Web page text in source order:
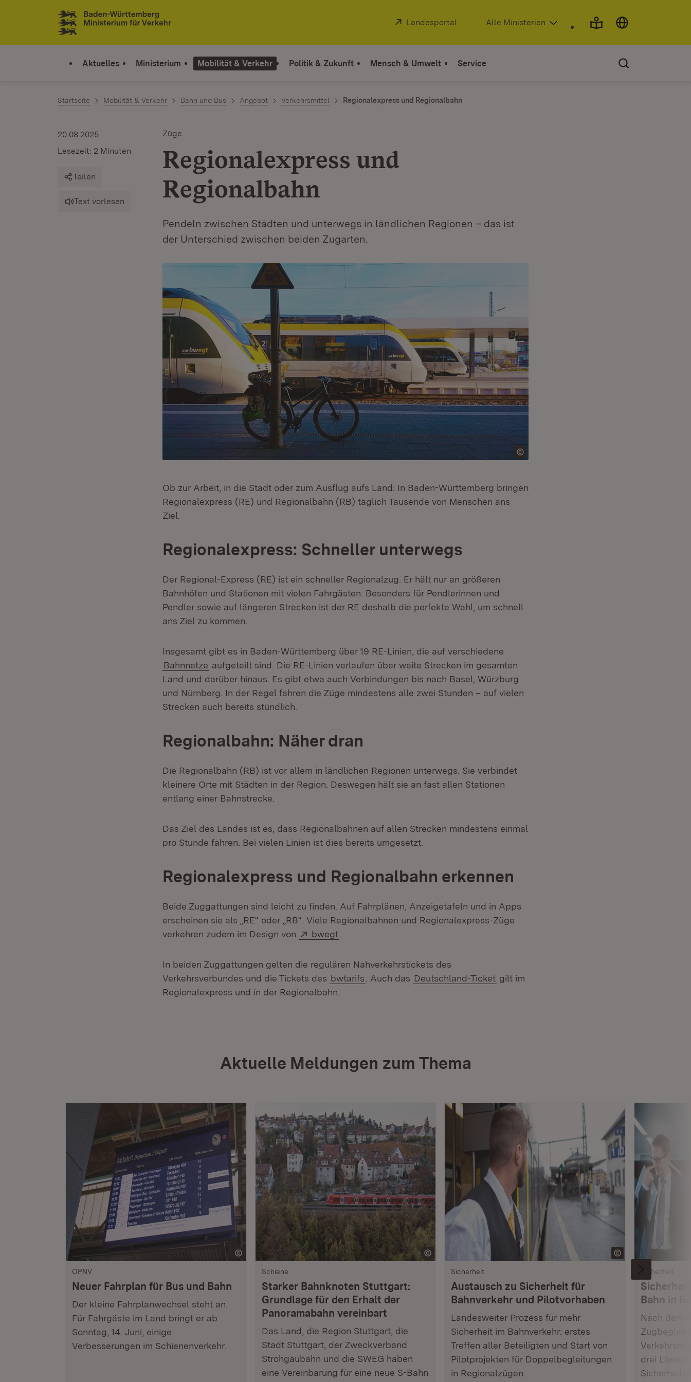
Zum Inhalt springen
Link zur Startseite
Extern:
Landesportal (Öffnet in neuem Fenster)
Alle Ministerien
Aktuelles Ministerium Mobilität & Verkehr Politik & Zukunft Mensch & Umwelt Service
Startseite Mobilität & Verkehr Bahn und Bus Angebot Verkehrsmittel Regionalexpress und Regionalbahn
Züge
Regionalexpress und
Regionalbahn
Pendeln zwischen Städten und unterwegs in ländlichen Regionen – das ist
der Unterschied zwischen beiden Zugarten.
20.08.2025
Lesezeit: 2 Minuten
Teilen
Text vorlesen
Ob zur Arbeit, in die Stadt oder zum Ausflug aufs Land: In Baden-Württemberg bringen
Regionalexpress (RE) und Regionalbahn (RB) täglich Tausende von Menschen ans
Ziel.
Regionalexpress: Schneller unterwegs
Der Regional-Express (RE) ist ein schneller Regionalzug. Er hält nur an größeren
Bahnhöfen und Stationen mit vielen Fahrgästen. Besonders für Pendlerinnen und
Pendler sowie auf längeren Strecken ist der RE deshalb die perfekte Wahl, um schnell
ans Ziel zu kommen.
Insgesamt gibt es in Baden-Württemberg über 19 RE-Linien, die auf verschiedene
Bahnnetze aufgeteilt sind. Die RE-Linien verlaufen über weite Strecken im gesamten
Land und darüber hinaus. Es gibt etwa auch Verbindungen bis nach Basel, Würzburg
und Nürnberg. In der Regel fahren die Züge mindestens alle zwei Stunden – auf vielen
Strecken auch bereits stündlich.
Regionalbahn: Näher dran
Die Regionalbahn (RB) ist vor allem in ländlichen Regionen unterwegs. Sie verbindet
kleinere Orte mit Städten in der Region. Deswegen hält sie an fast allen Stationen
entlang einer Bahnstrecke.
Das Ziel des Landes ist es, dass Regionalbahnen auf allen Strecken mindestens einmal
pro Stunde fahren. Bei vielen Linien ist dies bereits umgesetzt.
Regionalexpress und Regionalbahn erkennen
Beide Zuggattungen sind leicht zu finden. Auf Fahrplänen, Anzeigetafeln und in Apps
erscheinen sie als „RE“ oder „RB“. Viele Regionalbahnen und Regionalexpress-Züge
verkehren zudem im Design von
Extern:
bwegt
In beiden Zuggattungen gelten die regulären Nahverkehrstickets des
Verkehrsverbundes und die Tickets des bwtarifs . Auch das Deutschland-Ticket gilt im
Regionalexpress und in der Regionalbahn.
Aktuelle Meldungen zum Thema
ÖPNV
Neuer Fahrplan für Bus und Bahn
Der kleine Fahrplanwechsel steht an.
Für Fahrgäste im Land bringt er ab
Sonntag, 14. Juni, einige
Verbesserungen im Schienenverkehr.
Schiene
Starker Bahnknoten Stuttgart:
Grundlage für den Erhalt der
Panoramabahn vereinbart
Das Land, die Region Stuttgart, die
Stadt Stuttgart, der Zweckverband
Strohgäubahn und die SWEG haben
eine Vereinbarung für eine neue S-Bahn
Sicherheit
Austausch zu Sicherheit für
Bahnverkehr und Pilotvorhaben
Landesweiter Prozess für mehr
Sicherheit im Bahnverkehr: erstes
Treffen aller Beteiligten und Start von
Pilotprojekten für Doppelbegleitungen
in Regionalzügen.
Sicherheit
Bahn in
Nach dem
drei